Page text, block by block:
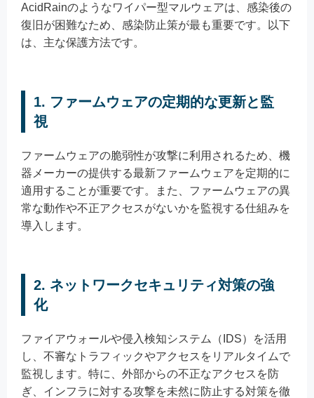
AcidRainのようなワイパー型マルウェアは、感染後の
復旧が困難なため、感染防止策が最も重要です。以下
は、主な保護方法です。
1. ファームウェアの定期的な更新と監
視
ファームウェアの脆弱性が攻撃に利用されるため、機
器メーカーの提供する最新ファームウェアを定期的に
適用することが重要です。また、ファームウェアの異
常な動作や不正アクセスがないかを監視する仕組みを
導入します。
2. ネットワークセキュリティ対策の強
化
ファイアウォールや侵入検知システム（IDS）を活用
し、不審なトラフィックやアクセスをリアルタイムで
監視します。特に、外部からの不正なアクセスを防
ぎ、インフラに対する攻撃を未然に防止する対策を徹